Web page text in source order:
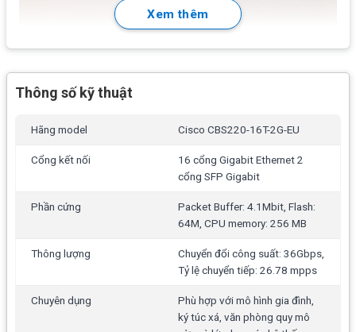
Xem thêm
Thông số kỹ thuật
Hãng model Cisco CBS220-16T-2G-EU
Cổng kết nối
16 cổng Gigabit Ethernet 2
cổng SFP Gigabit
Phần cứng
Packet Buffer: 4.1Mbit, Flash:
64M, CPU memory: 256 MB
Thông lượng
Chuyển đổi công suất: 36Gbps,
Tỷ lệ chuyển tiếp: 26.78 mpps
Chuyên dụng
Phù hợp với mô hình gia đình,
ký túc xá, văn phòng quy mô